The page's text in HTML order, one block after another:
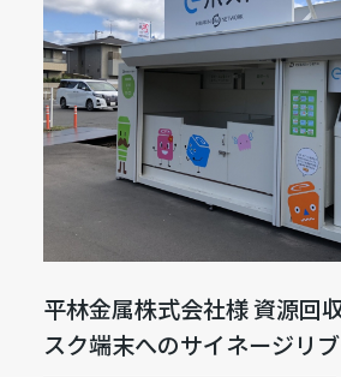
平林金属株式会社様 資源回
スク端末へのサイネージリ